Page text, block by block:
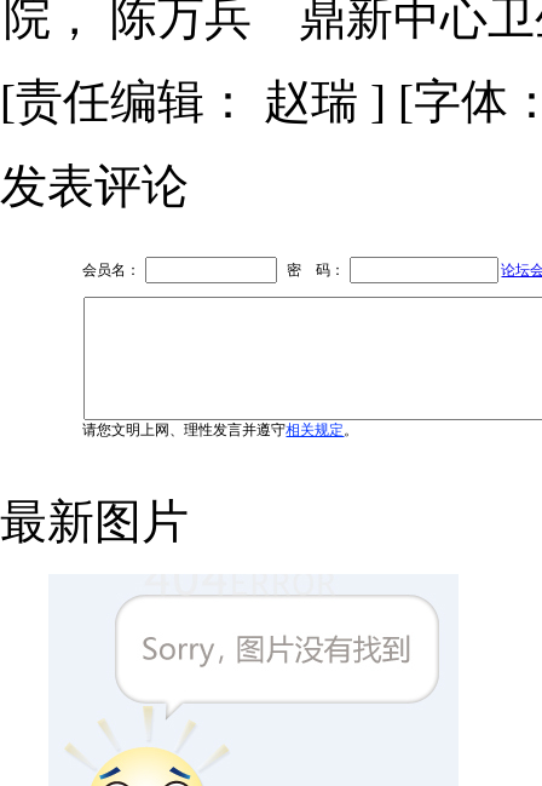
院， 陈万兵 鼎新中心卫
[责任编辑： 赵瑞 ] [字体
发表评论
会员名： 密 码： 论坛
请您文明上网、理性发言并遵守相关规定。
最新图片